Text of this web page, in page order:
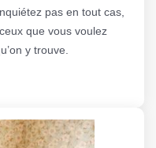
pas en tout cas,
que vous voulez
y trouve.